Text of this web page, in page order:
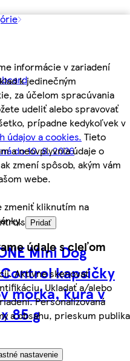
informácie v zariadení
k jedinečným
za účelom spracúvania
udeliť alebo spravovať
prípadne kedykoľvek v
údajov a cookies. Tieto
a neovplyvnia údaje o
zmení spôsob, akým vám
webe.
zmeniť kliknutím na
údaje s cieľom
Aktívne skenovať
Ukladať a/alebo
Personalizovaná
a obsahu, prieskum publika
nastavenie
do 10. 8. 2026
Pridať
Mini Dog
kapsičky
morka, kura v
85 g